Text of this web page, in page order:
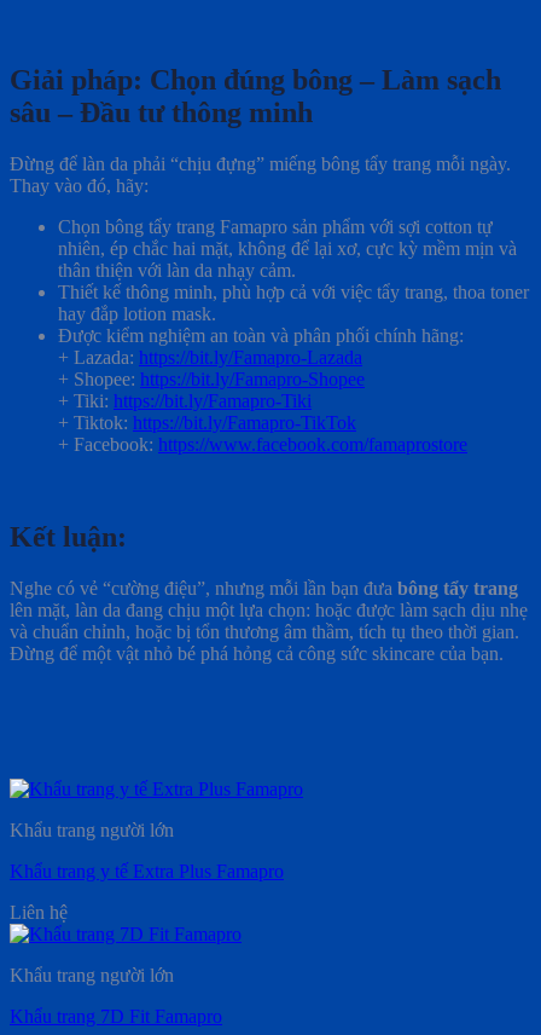
Giải pháp: Chọn đúng bông – Làm sạch
sâu – Đầu tư thông minh
Đừng để làn da phải “chịu đựng” miếng bông tẩy trang mỗi ngày.
Thay vào đó, hãy:
Chọn bông tẩy trang Famapro sản phẩm với sợi cotton tự
nhiên, ép chắc hai mặt, không để lại xơ, cực kỳ mềm mịn và
thân thiện với làn da nhạy cảm.
Thiết kế thông minh, phù hợp cả với việc tẩy trang, thoa toner
hay đắp lotion mask.
Được kiểm nghiệm an toàn và phân phối chính hãng:
+ Lazada: https://bit.ly/Famapro-Lazada
+ Shopee: https://bit.ly/Famapro-Shopee
+ Tiki: https://bit.ly/Famapro-Tiki
+ Tiktok: https://bit.ly/Famapro-TikTok
+ Facebook: https://www.facebook.com/famaprostore
Kết luận:
Nghe có vẻ “cường điệu”, nhưng mỗi lần bạn đưa bông tẩy trang
lên mặt, làn da đang chịu một lựa chọn: hoặc được làm sạch dịu nhẹ
và chuẩn chỉnh, hoặc bị tổn thương âm thầm, tích tụ theo thời gian.
Đừng để một vật nhỏ bé phá hỏng cả công sức skincare của bạn.
Khẩu trang người lớn
Khẩu trang y tế Extra Plus Famapro
Liên hệ
Khẩu trang người lớn
Khẩu trang 7D Fit Famapro